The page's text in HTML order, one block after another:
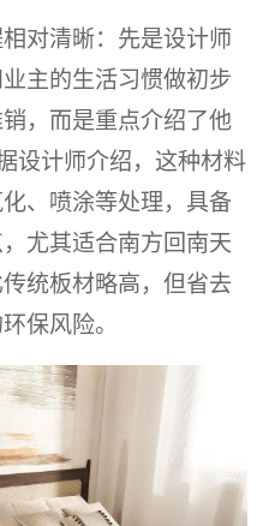
对清晰：先是设计师
主的生活习惯做初步
，而是重点介绍了他
设计师介绍，这种材料
、喷涂等处理，具备
尤其适合南方回南天
统板材略高，但省去
保风险。